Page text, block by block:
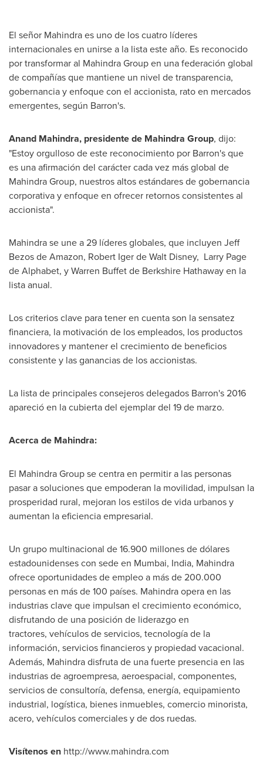
El señor Mahindra es uno de los cuatro líderes
internacionales en unirse a la lista este año. Es reconocido
por transformar al Mahindra Group en una federación global
de compañías que mantiene un nivel de transparencia,
gobernancia y enfoque con el accionista, rato en mercados
emergentes, según Barron's.
Anand Mahindra, presidente de Mahindra Group, dijo:
"Estoy orgulloso de este reconocimiento por Barron's que
es una afirmación del carácter cada vez más global de
Mahindra Group, nuestros altos estándares de gobernancia
corporativa y enfoque en ofrecer retornos consistentes al
accionista".
Mahindra se une a 29 líderes globales, que incluyen Jeff
Bezos de Amazon, Robert Iger de Walt Disney, Larry Page
de Alphabet, y Warren Buffet de Berkshire Hathaway en la
lista anual.
Los criterios clave para tener en cuenta son la sensatez
financiera, la motivación de los empleados, los productos
innovadores y mantener el crecimiento de beneficios
consistente y las ganancias de los accionistas.
La lista de principales consejeros delegados Barron's 2016
apareció en la cubierta del ejemplar del 19 de marzo.
Acerca de Mahindra:
El Mahindra Group se centra en permitir a las personas
pasar a soluciones que empoderan la movilidad, impulsan la
prosperidad rural, mejoran los estilos de vida urbanos y
aumentan la eficiencia empresarial.
Un grupo multinacional de 16.900 millones de dólares
estadounidenses con sede en Mumbai, India, Mahindra
ofrece oportunidades de empleo a más de 200.000
personas en más de 100 países. Mahindra opera en las
industrias clave que impulsan el crecimiento económico,
disfrutando de una posición de liderazgo en
tractores, vehículos de servicios, tecnología de la
información, servicios financieros y propiedad vacacional.
Además, Mahindra disfruta de una fuerte presencia en las
industrias de agroempresa, aeroespacial, componentes,
servicios de consultoría, defensa, energía, equipamiento
industrial, logística, bienes inmuebles, comercio minorista,
acero, vehículos comerciales y de dos ruedas.
Visítenos en http://www.mahindra.com